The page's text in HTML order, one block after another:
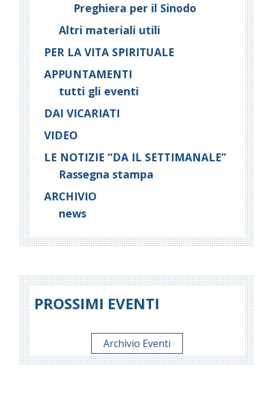
Preghiera per il Sinodo
Altri materiali utili
PER LA VITA SPIRITUALE
APPUNTAMENTI
tutti gli eventi
DAI VICARIATI
VIDEO
LE NOTIZIE “DA IL SETTIMANALE”
Rassegna stampa
ARCHIVIO
news
PROSSIMI EVENTI
Archivio Eventi